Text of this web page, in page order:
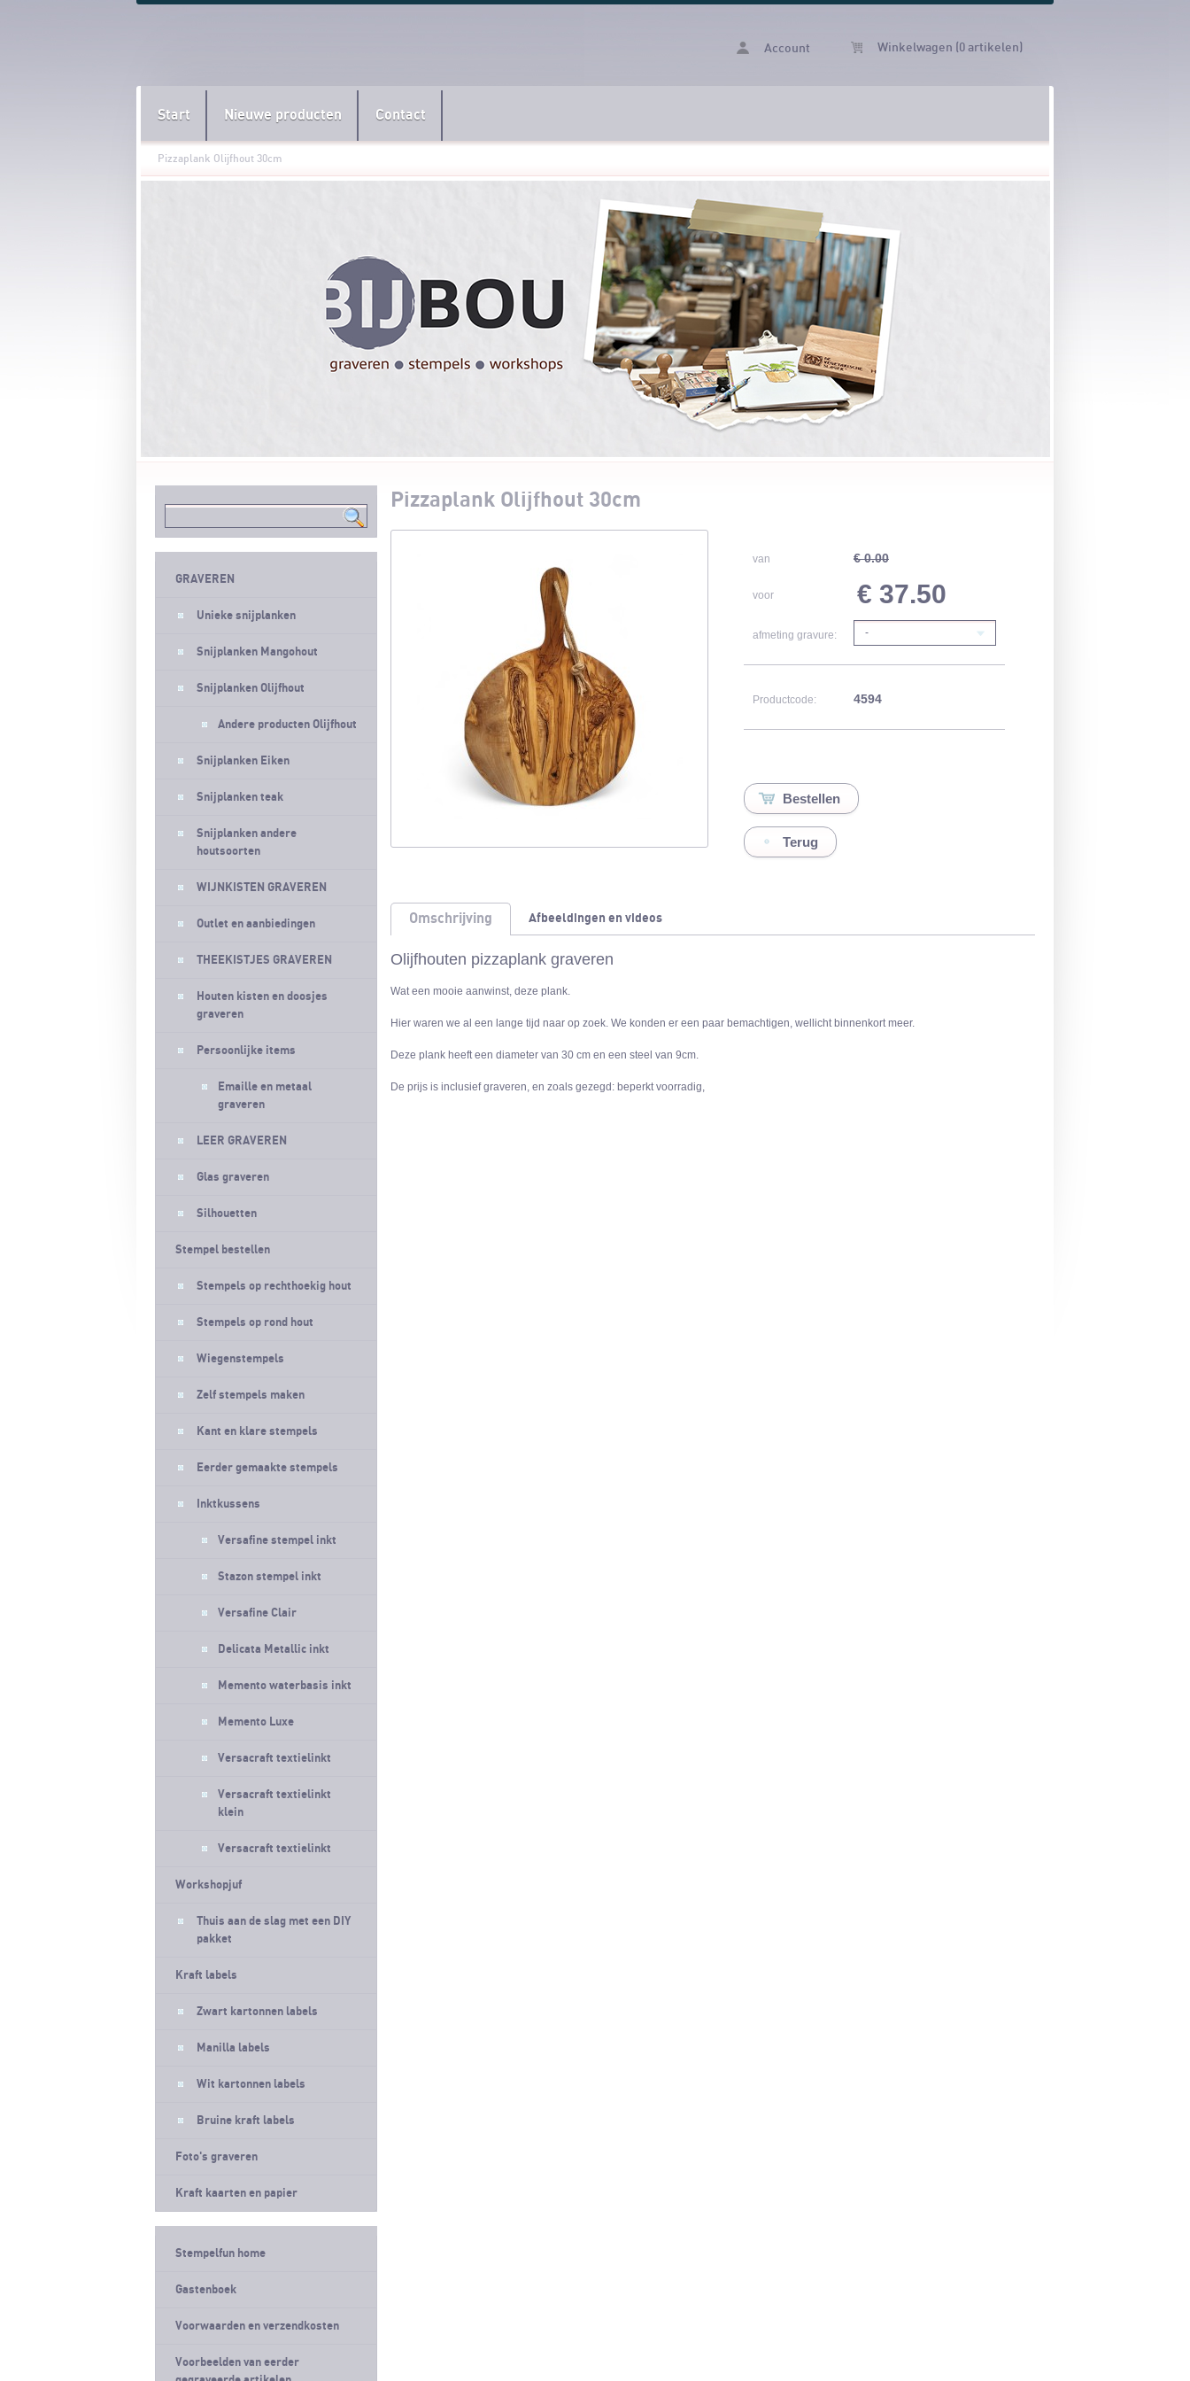
Account Winkelwagen (0 artikelen)
Start Nieuwe producten Contact
Pizzaplank Olijfhout 30cm
GRAVEREN
Unieke snijplanken
Snijplanken Mangohout
Snijplanken Olijfhout
Andere producten Olijfhout
Snijplanken Eiken
Snijplanken teak
Snijplanken andere
houtsoorten
WIJNKISTEN GRAVEREN
Outlet en aanbiedingen
THEEKISTJES GRAVEREN
Houten kisten en doosjes
graveren
Persoonlijke items
Emaille en metaal
graveren
LEER GRAVEREN
Glas graveren
Silhouetten
Stempel bestellen
Stempels op rechthoekig hout
Stempels op rond hout
Wiegenstempels
Zelf stempels maken
Kant en klare stempels
Eerder gemaakte stempels
Inktkussens
Versafine stempel inkt
Stazon stempel inkt
Versafine Clair
Delicata Metallic inkt
Memento waterbasis inkt
Memento Luxe
Versacraft textielinkt
Versacraft textielinkt
klein
Versacraft textielinkt
Workshopjuf
Thuis aan de slag met een DIY
pakket
Kraft labels
Zwart kartonnen labels
Manilla labels
Wit kartonnen labels
Bruine kraft labels
Foto's graveren
Kraft kaarten en papier
Stempelfun home
Gastenboek
Voorwaarden en verzendkosten
Voorbeelden van eerder
Pizzaplank Olijfhout 30cm
van € 0.00
voor € 37.50
afmeting gravure: -
Productcode: 4594
Terug
Omschrijving Afbeeldingen en videos
Olijfhouten pizzaplank graveren
Wat een mooie aanwinst, deze plank.
Hier waren we al een lange tijd naar op zoek. We konden er een paar bemachtigen, wellicht binnenkort meer.
Deze plank heeft een diameter van 30 cm en een steel van 9cm.
De prijs is inclusief graveren, en zoals gezegd: beperkt voorradig,